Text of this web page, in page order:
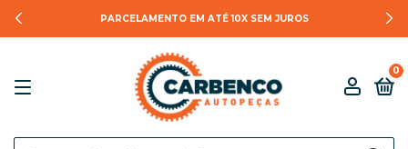
PARCELAMENTO EM ATÉ 10X SEM JUROS
0